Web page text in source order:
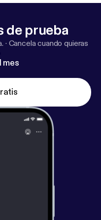
de prueba
· Cancela cuando quieras